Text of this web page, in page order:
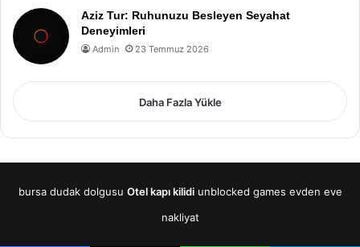
Aziz Tur: Ruhunuzu Besleyen Seyahat
Deneyimleri
Admin 23 Temmuz 2026
Daha Fazla Yükle
bursa dudak dolgusu Otel kapı kilidi unblocked games evden eve
nakliyat